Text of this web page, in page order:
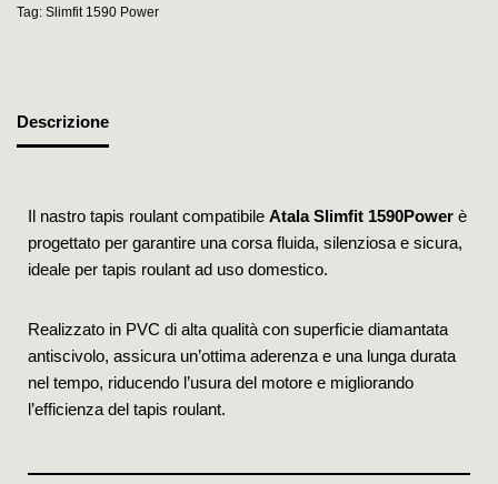
Tag: Slimfit 1590 Power
Descrizione
Il nastro tapis roulant compatibile Atala Slimfit 1590Power è
progettato per garantire una corsa fluida, silenziosa e sicura,
ideale per tapis roulant ad uso domestico.
Realizzato in PVC di alta qualità con superficie diamantata
antiscivolo, assicura un’ottima aderenza e una lunga durata
nel tempo, riducendo l’usura del motore e migliorando
l’efficienza del tapis roulant.